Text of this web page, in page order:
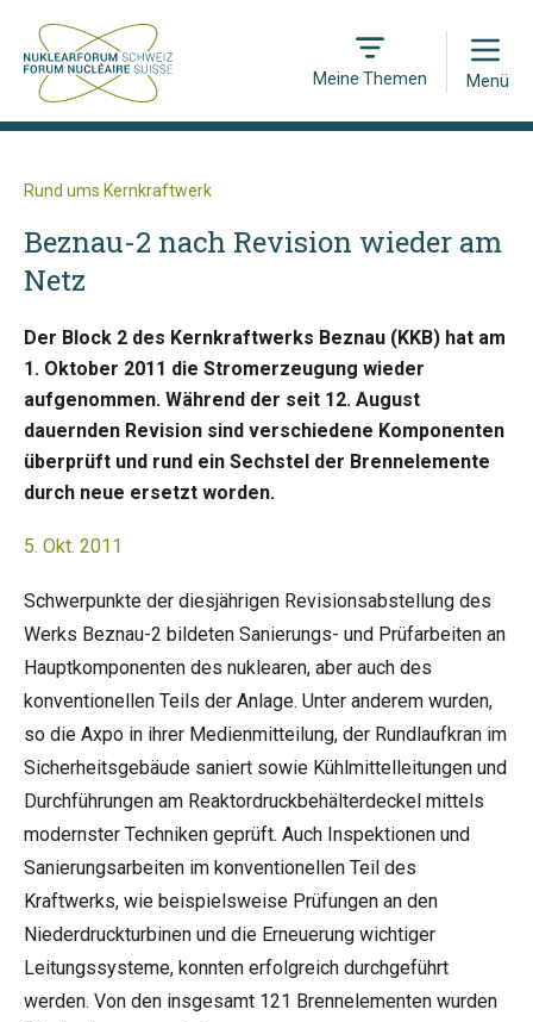
Meine Themen
Open
Menü
Rund ums Kernkraftwerk
Beznau-2 nach Revision wieder am
Netz
Der Block 2 des Kernkraftwerks Beznau (KKB) hat am
1. Oktober 2011 die Stromerzeugung wieder
aufgenommen. Während der seit 12. August
dauernden Revision sind verschiedene Komponenten
überprüft und rund ein Sechstel der Brennelemente
durch neue ersetzt worden.
5. Okt. 2011
Schwerpunkte der diesjährigen Revisionsabstellung des
Werks Beznau-2 bildeten Sanierungs- und Prüfarbeiten an
Hauptkomponenten des nuklearen, aber auch des
konventionellen Teils der Anlage. Unter anderem wurden,
so die Axpo in ihrer Medienmitteilung, der Rundlaufkran im
Sicherheitsgebäude saniert sowie Kühlmittelleitungen und
Durchführungen am Reaktordruckbehälterdeckel mittels
modernster Techniken geprüft. Auch Inspektionen und
Sanierungsarbeiten im konventionellen Teil des
Kraftwerks, wie beispielsweise Prüfungen an den
Niederdruckturbinen und die Erneuerung wichtiger
Leitungssysteme, konnten erfolgreich durchgeführt
werden. Von den insgesamt 121 Brennelementen wurden